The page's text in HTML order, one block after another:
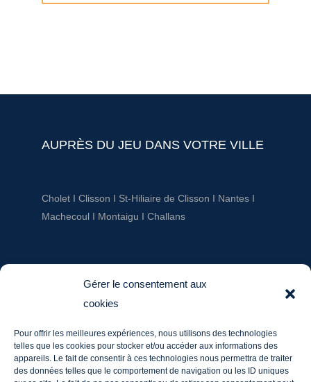
Gérer le consentement aux
cookies
Pour offrir les meilleures expériences, nous utilisons des technologies
telles que les cookies pour stocker et/ou accéder aux informations des
appareils. Le fait de consentir à ces technologies nous permettra de traiter
des données telles que le comportement de navigation ou les ID uniques
AUPRÈS DU JEU DANS VOTRE VILLE
CholetI Clisson I St-Hiliaire de Clisson I NantesI
Machecoul I Montaigu I Challans
Tél. : 06 20 60 03 36
Mentions légales